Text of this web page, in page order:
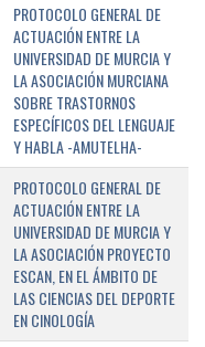
PROTOCOLO GENERAL DE
ACTUACIÓN ENTRE LA
UNIVERSIDAD DE MURCIA Y
LA ASOCIACIÓN MURCIANA
SOBRE TRASTORNOS
ESPECÍFICOS DEL LENGUAJE
Y HABLA -AMUTELHA-
PROTOCOLO GENERAL DE
ACTUACIÓN ENTRE LA
UNIVERSIDAD DE MURCIA Y
LA ASOCIACIÓN PROYECTO
ESCAN, EN EL ÁMBITO DE
LAS CIENCIAS DEL DEPORTE
EN CINOLOGÍA